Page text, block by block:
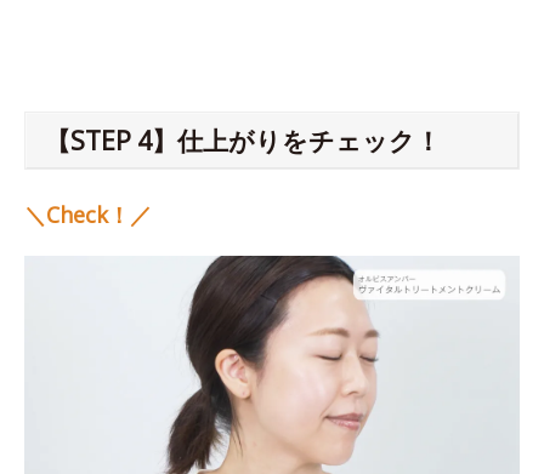
【STEP 4】仕上がりをチェック！
＼Check！／